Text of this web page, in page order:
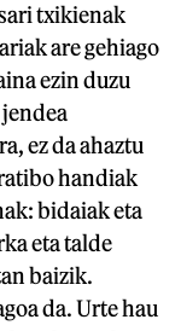
txikienak
are gehiago
ezin duzu
ez da ahaztu
handiak
bidaiak eta
eta talde
baizik.
da. Urte hau